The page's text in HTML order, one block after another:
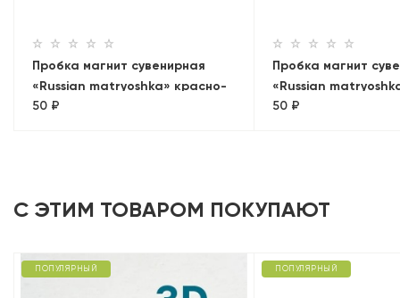
Пробка магнит сувенирная
«Russian matryoshka» красно-
желтая
50 ₽
Пробка магнит
«Russian
голубая
50 ₽
С ЭТИМ ТОВАРОМ ПОКУПАЮТ
ПОПУЛЯРНЫЙ ПОПУЛЯРНЫЙ